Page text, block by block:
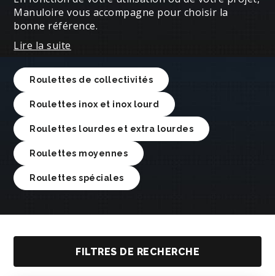
Manuloire vous accompagne pour choisir la
bonne référence.
Lire la suite
Roulettes de collectivités
Roulettes inox et inox lourd
Roulettes lourdes et extra lourdes
Roulettes moyennes
Roulettes spéciales
FILTRES DE RECHERCHE